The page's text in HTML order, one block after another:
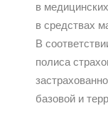
в
в средствах
В
полиса
базовой и